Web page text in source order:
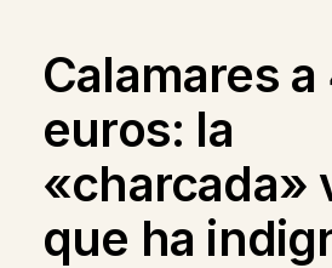
Calamares a
euros: la
«charcada»
que ha